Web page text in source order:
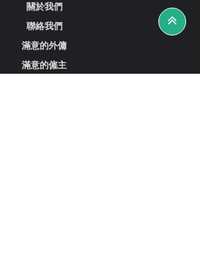
關於我們
聯絡我們
滿意的外傭
滿意的僱主